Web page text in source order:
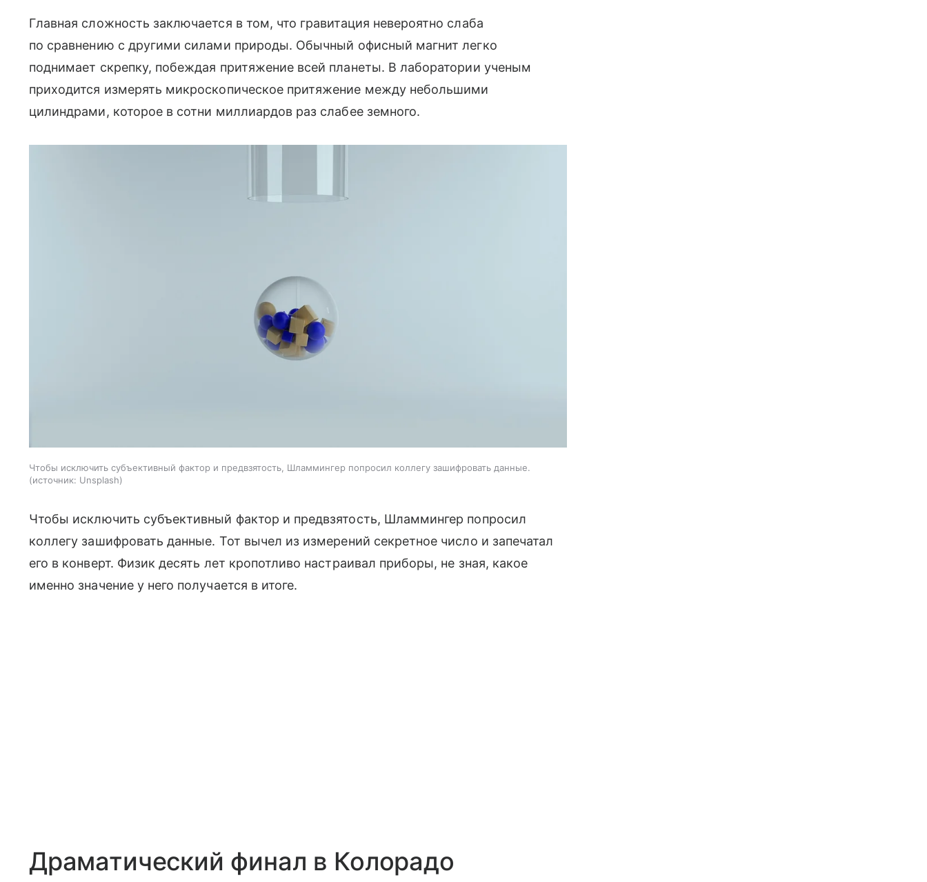
Главная сложность заключается в том, что гравитация невероятно слаба
по сравнению с другими силами природы. Обычный офисный магнит легко
поднимает скрепку, побеждая притяжение всей планеты. В лаборатории ученым
приходится измерять микроскопическое притяжение между небольшими
цилиндрами, которое в сотни миллиардов раз слабее земного.
Чтобы исключить субъективный фактор и предвзятость, Шламмингер попросил коллегу зашифровать данные.
источник: Unsplash
Чтобы исключить субъективный фактор и предвзятость, Шламмингер попросил
коллегу зашифровать данные. Тот вычел из измерений секретное число и запечатал
его в конверт. Физик десять лет кропотливо настраивал приборы, не зная, какое
именно значение у него получается в итоге.
Драматический финал в Колорадо